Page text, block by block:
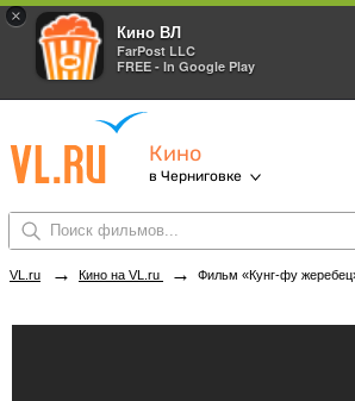
×
Кино ВЛ
FarPost LLC
FREE - In Google Play
Кино
в Черниговке
VL.ru → Кино на VL.ru → Фильм «Кунг-фу жеребец» в